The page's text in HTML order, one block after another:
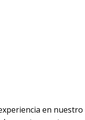
en nuestro